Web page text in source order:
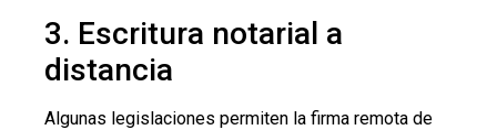
3. Escritura notarial a
distancia
Algunas legislaciones permiten la firma remota de